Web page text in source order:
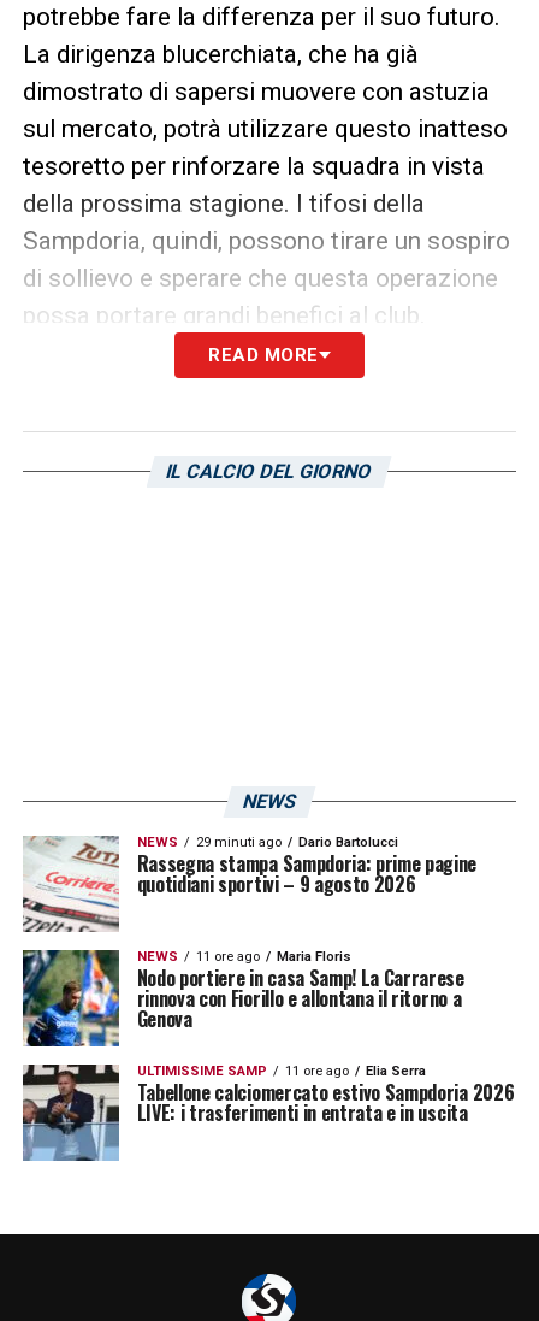
potrebbe fare la differenza per il suo futuro.
La dirigenza blucerchiata, che ha già
dimostrato di sapersi muovere con astuzia
sul mercato, potrà utilizzare questo inatteso
tesoretto per rinforzare la squadra in vista
della prossima stagione. I tifosi della
Sampdoria, quindi, possono tirare un sospiro
di sollievo e sperare che questa operazione
possa portare grandi benefici al club.
LE ULTIME NOTIZIE SUL CALCIOMERCATO
LA PLAYLIST DELLE NOSTRE TOP NEWS
READ MORE
IL CALCIO DEL GIORNO
NEWS
NEWS 29 minuti ago Dario Bartolucci
Rassegna stampa Sampdoria: prime pagine
quotidiani sportivi – 9 agosto 2026
NEWS 11 ore ago Maria Floris
Nodo portiere in casa Samp! La Carrarese
rinnova con Fiorillo e allontana il ritorno a
Genova
ULTIMISSIME SAMP 11 ore ago Elia Serra
Tabellone calciomercato estivo Sampdoria 2026
LIVE: i trasferimenti in entrata e in uscita